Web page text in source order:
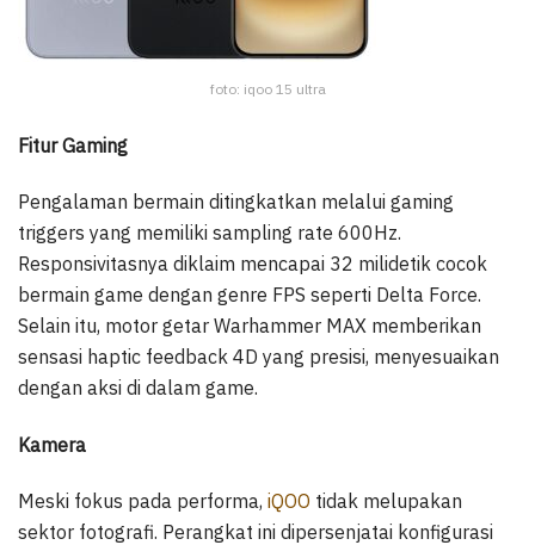
foto: iqoo 15 ultra
Fitur Gaming
Pengalaman bermain ditingkatkan melalui gaming
triggers yang memiliki sampling rate 600Hz.
Responsivitasnya diklaim mencapai 32 milidetik cocok
bermain game dengan genre FPS seperti Delta Force.
Selain itu, motor getar Warhammer MAX memberikan
sensasi haptic feedback 4D yang presisi, menyesuaikan
dengan aksi di dalam game.
Kamera
Meski fokus pada performa, iQOO tidak melupakan
sektor fotografi. Perangkat ini dipersenjatai konfigurasi